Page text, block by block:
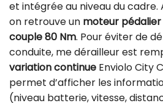
et intégrée au niveau du cadre.
on retrouve un moteur
couple 80 Nm. Pour éviter de
conduite, me dérailleur est
variation continue Enviolo City
permet d’afficher les
(niveau batterie, vitesse,